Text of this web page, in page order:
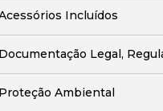
Incluídos
Documentação Legal,
Proteção Ambiental